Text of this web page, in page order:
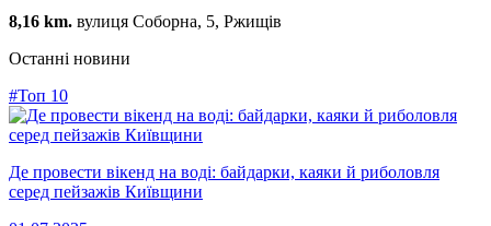
8,16 km. вулиця Соборна, 5, Ржищів
Останні новини
#Топ 10
Де провести вікенд на воді: байдарки, каяки й риболовля
серед пейзажів Київщини